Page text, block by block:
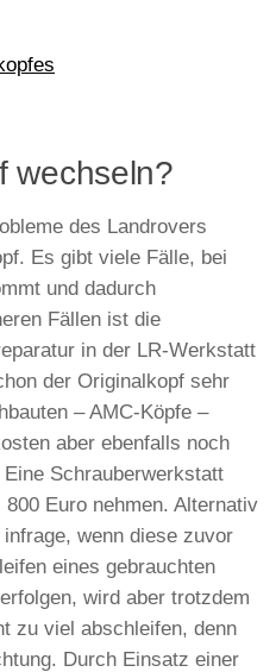
wechseln?
des Landrovers
Es gibt viele Fälle, bei
und dadurch
Fällen ist die
in der LR-Werkstatt
der Originalkopf sehr
– AMC-Köpfe –
aber ebenfalls noch
Schrauberwerkstatt
Euro nehmen. Alternativ
wenn diese zuvor
eines gebrauchten
wird aber trotzdem
zu viel abschleifen, denn
Durch Einsatz einer